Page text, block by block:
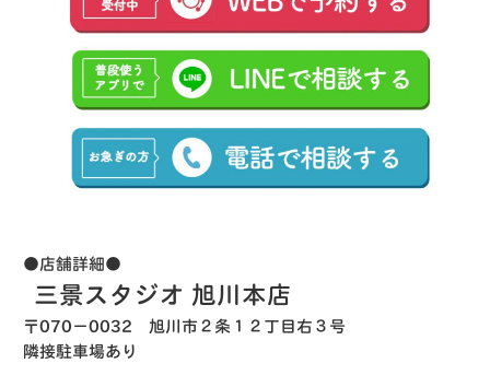
●店舗詳細●
三景スタジオ 旭川本店
〒070−0032 旭川市２条１２丁目右３号
隣接駐車場あり